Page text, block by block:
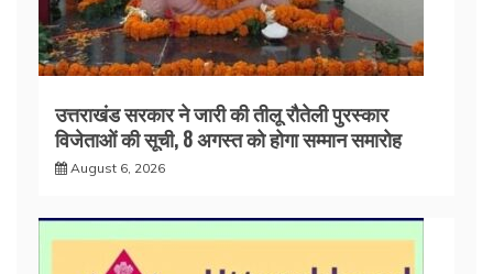
उत्तराखंड सरकार ने जारी की तीलू रौतेली पुरस्कार
विजेताओं की सूची, 8 अगस्त को होगा सम्मान समारोह
August 6, 2026